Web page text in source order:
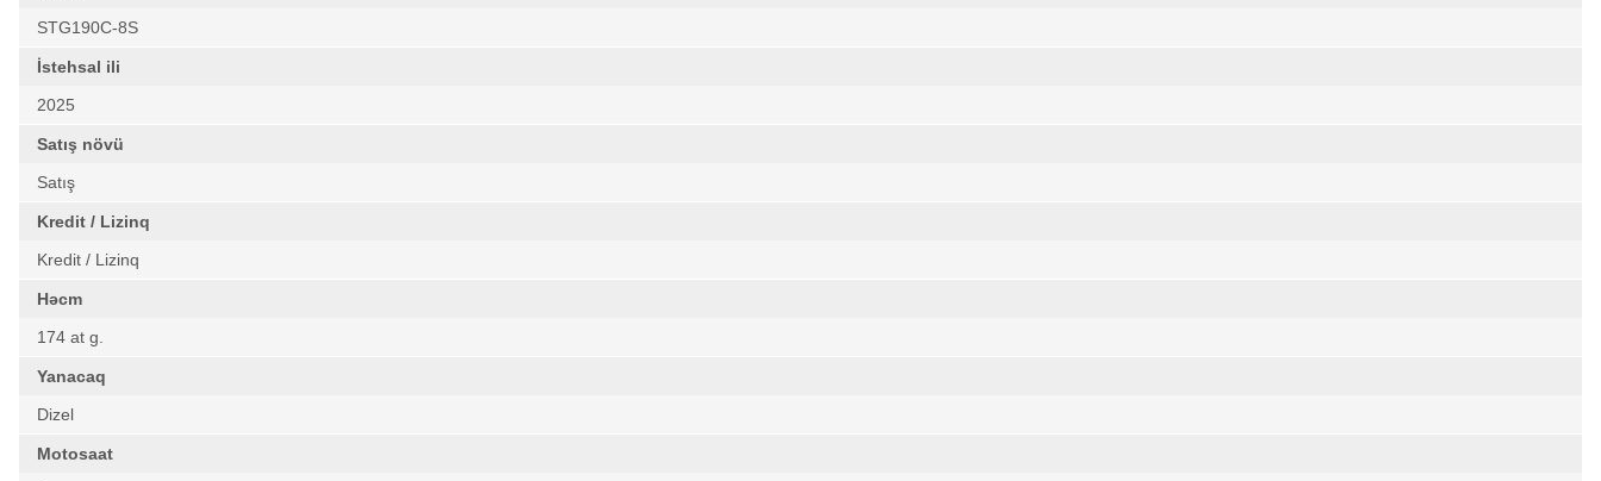
STG190C-8S
İstehsal ili
2025
Satış növü
Satış
Kredit / Lizinq
Kredit / Lizinq
Həcm
174 at g.
Yanacaq
Dizel
Motosaat